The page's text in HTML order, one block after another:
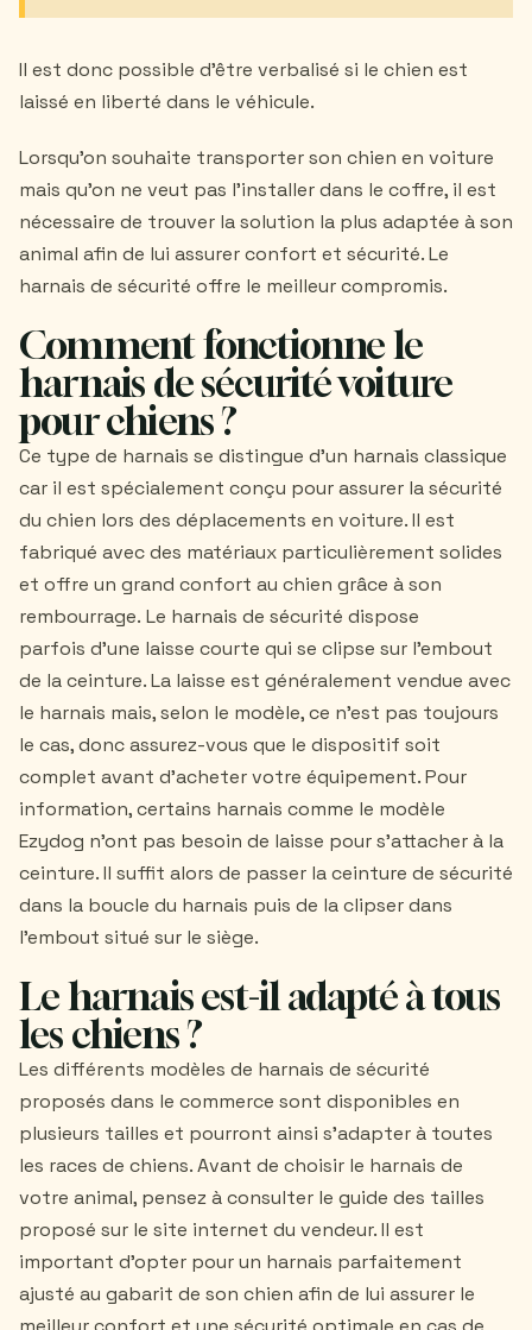
Il est donc possible d’être verbalisé si le chien est
laissé en liberté dans le véhicule.
Lorsqu'on souhaite transporter son chien en voiture
mais qu'on ne veut pas l'installer dans le coffre, il est
nécessaire de trouver la solution la plus adaptée à son
animal afin de lui assurer confort et sécurité. Le
harnais de sécurité offre le meilleur compromis.
Comment fonctionne le
harnais de sécurité voiture
pour chiens ?
Ce type de harnais se distingue d'un harnais classique
car il est spécialement conçu pour assurer la sécurité
du chien lors des déplacements en voiture. Il est
fabriqué avec des matériaux particulièrement solides
et offre un grand confort au chien grâce à son
rembourrage. Le harnais de sécurité dispose
parfois d’une laisse courte qui se clipse sur l'embout
de la ceinture. La laisse est généralement vendue avec
le harnais mais, selon le modèle, ce n'est pas toujours
le cas, donc assurez-vous que le dispositif soit
complet avant d'acheter votre équipement. Pour
information, certains harnais comme le modèle
Ezydog n'ont pas besoin de laisse pour s'attacher à la
ceinture. Il suffit alors de passer la ceinture de sécurité
dans la boucle du harnais puis de la clipser dans
l'embout situé sur le siège.
Le harnais est-il adapté à tous
les chiens ?
Les différents modèles de harnais de sécurité
proposés dans le commerce sont disponibles en
plusieurs tailles et pourront ainsi s'adapter à toutes
les races de chiens. Avant de choisir le harnais de
votre animal, pensez à consulter le guide des tailles
proposé sur le site internet du vendeur. Il est
important d'opter pour un harnais parfaitement
ajusté au gabarit de son chien afin de lui assurer le